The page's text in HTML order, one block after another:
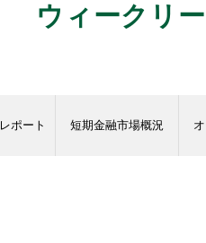
ウィークリ
ポート 短期金融市場概況